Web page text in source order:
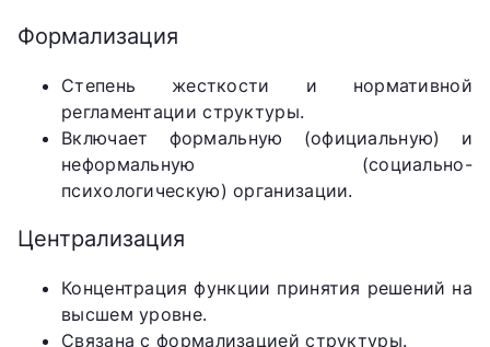
Формализация
Степень жесткости и нормативной
регламентации структуры.
Включает формальную (официальную) и
неформальную (социально-
психологическую) организации.
Централизация
Концентрация функции принятия решений на
высшем уровне.
Связана с формализацией структуры.